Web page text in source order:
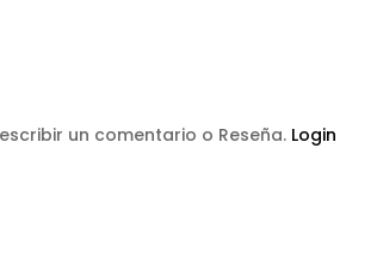
un comentario o Reseña. Login